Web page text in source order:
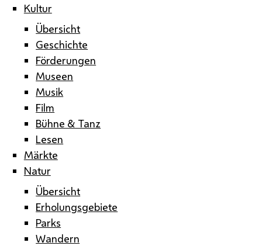
Kultur
Übersicht
Geschichte
Förderungen
Museen
Musik
Film
Bühne & Tanz
Lesen
Märkte
Natur
Übersicht
Erholungsgebiete
Parks
Wandern